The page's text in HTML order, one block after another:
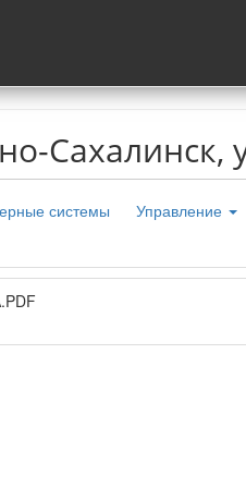
Сахалинск,
системы Управление